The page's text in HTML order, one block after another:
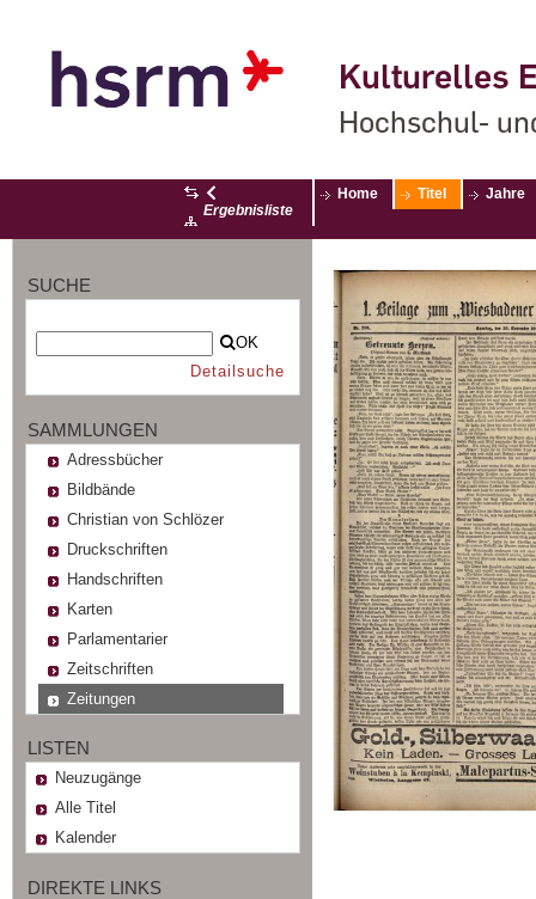
Kulturelles
Hochschul-
Ergebnisliste
Home Titel Jahre
SUCHE
OK
Detailsuche
SAMMLUNGEN
Adressbücher
Bildbände
Christian von Schlözer
Druckschriften
Handschriften
Karten
Parlamentarier
Zeitschriften
Zeitungen
LISTEN
Neuzugänge
Alle Titel
Kalender
DIREKTE LINKS